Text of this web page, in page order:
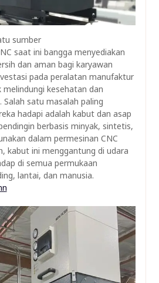
sumber
saat ini bangga menyediakan
dan aman bagi karyawan
pada peralatan manufaktur
kesehatan dan
satu masalah paling
hadapi adalah kabut dan asap
berbasis minyak, sintetis,
dalam permesinan CNC
kabut ini menggantung di udara
di semua permukaan
lantai, dan manusia.